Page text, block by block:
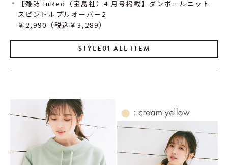
【雑誌 InRed（宝島社）4 月号掲載】ダンボールニット
スピンドルプルオーバー2
￥2,990（税込￥3,289）
STYLE01 ALL ITEM